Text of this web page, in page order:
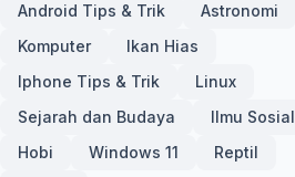
Android Tips & Trik
Astronomi
Komputer
Ikan Hias
Iphone Tips & Trik
Linux
Sejarah dan Budaya
Ilmu Sosial
Hobi
Windows 11
Reptil